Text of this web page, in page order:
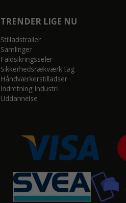
TRENDER LIGE NU
Stilladstrailer
Samlinger
Faldsikringsseler
Sikkerhedsrækværk tag
Håndværkerstilladser
Indretning Industri
Uddannelse